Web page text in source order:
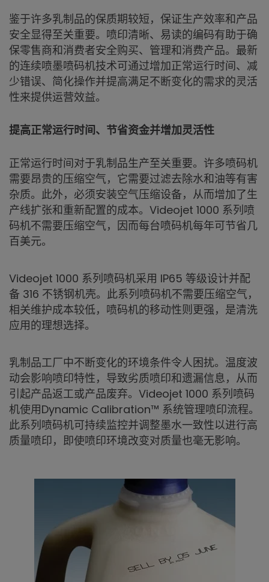
鉴于许多乳制品的保质期较短，保证生产效率和产品
安全显得至关重要。喷印清晰、易读的编码有助于确
保零售商和消费者安全购买、管理和消费产品。最新
的连续喷墨喷码机技术可通过增加正常运行时间、减
少错误、简化操作并提高满足不断变化的需求的灵活
性来提供运营效益。
提高正常运行时间、节省资金并增加灵活性
正常运行时间对于乳制品生产至关重要。许多喷码机
需要昂贵的压缩空气，它需要过滤去除水和油等有害
杂质。此外，必须安装空气压缩设备，从而增加了生
产线扩张和重新配置的成本。Videojet 1000 系列喷
码机不需要压缩空气，因而每台喷码机每年可节省几
百美元。
Videojet 1000 系列喷码机采用 IP65 等级设计并配
备 316 不锈钢机壳。此系列喷码机不需要压缩空气，
相关维护成本较低，喷码机的移动性则更强，是清洗
应用的理想选择。
乳制品工厂中不断变化的环境条件令人困扰。温度波
动会影响喷印特性，导致劣质喷印和遗漏信息，从而
引起产品返工或产品废弃。Videojet 1000 系列喷码
机使用Dynamic Calibration™ 系统管理喷印流程。
此系列喷码机可持续监控并调整墨水一致性以进行高
质量喷印，即使喷印环境改变对质量也毫无影响。